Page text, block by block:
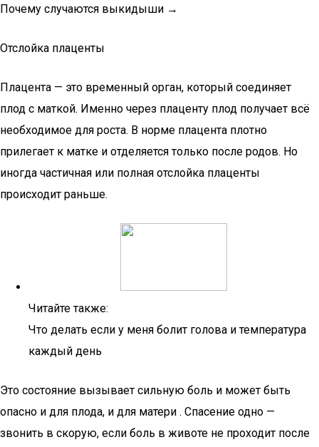
Почему случаются выкидыши →
Отслойка плаценты
Плацента — это временный орган, который соединяет
плод с маткой. Именно через плаценту плод получает всё
необходимое для роста. В норме плацента плотно
прилегает к матке и отделяется только после родов. Но
иногда частичная или полная отслойка плаценты
происходит раньше.
Читайте также:
Что делать если у меня болит голова и температура
каждый день
Это состояние вызывает сильную боль и может быть
опасно и для плода, и для матери . Спасение одно —
звонить в скорую, если боль в животе не проходит после